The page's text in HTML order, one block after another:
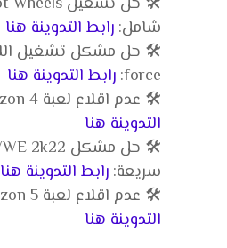
شامل: رابط التدوينة هنا
force: رابط التدوينة هنا
🛠️ عدم اقلاع لعبة forza horizon 4:
التدوينة هنا
سريعة: رابط التدوينة هنا
🛠️ عدم اقلاع لعبة forza horizon 5:
التدوينة هنا